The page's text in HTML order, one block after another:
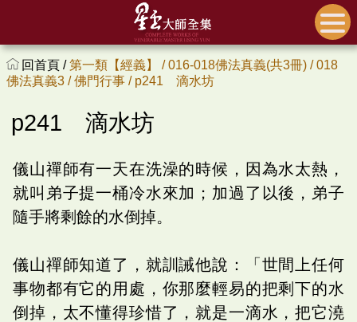
回首頁 /第一類【經義】 /016-018佛法真義(共3冊) /018
佛法真義3 /佛門行事 / p241 滴水坊
p241 滴水坊
儀山禪師有一天在洗澡的時候，因為水太熱，
就叫弟子提一桶冷水來加；加過了以後，弟子
隨手將剩餘的水倒掉。
儀山禪師知道了，就訓誡他說：「世間上任何
事物都有它的用處，你那麼輕易的把剩下的水
倒掉，太不懂得珍惜了，就是一滴水，把它澆